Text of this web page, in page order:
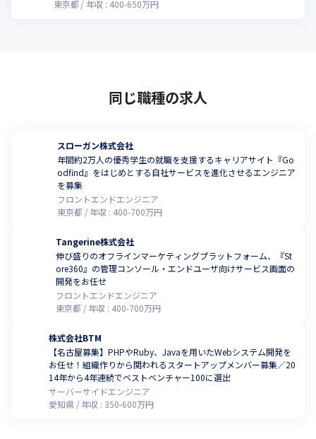
東京都
年収 : 400-650万円
同じ職種の求人
スローガン株式会社
年間約2万人の優秀学生の就職を支援するキャリアサイト『Go
odfind』をはじめとする自社サービスを進化させるエンジニア
を募集
フロントエンドエンジニア
東京都
年収 : 400-700万円
Tangerine株式会社
伸び盛りのオフラインマーケティングプラットフォーム、『St
ore360』の管理コンソール・エンドユーザ向けサービス画面の
開発をお任せ
フロントエンドエンジニア
東京都
年収 : 400-700万円
株式会社BTM
【名古屋募集】PHPやRuby、Javaを用いたWebシステム開発を
お任せ！組織作りから関われるスタートアップメンバー募集／20
14年から4年連続でベストベンチャー100に選出
サーバーサイドエンジニア
愛知県
年収 : 350-600万円